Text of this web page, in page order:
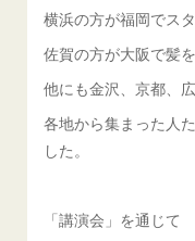
横浜の方が福岡でス
佐賀の方が大阪で髪
他にも金沢、京都、
各地から集まった人
した。
「講演会」を通じて